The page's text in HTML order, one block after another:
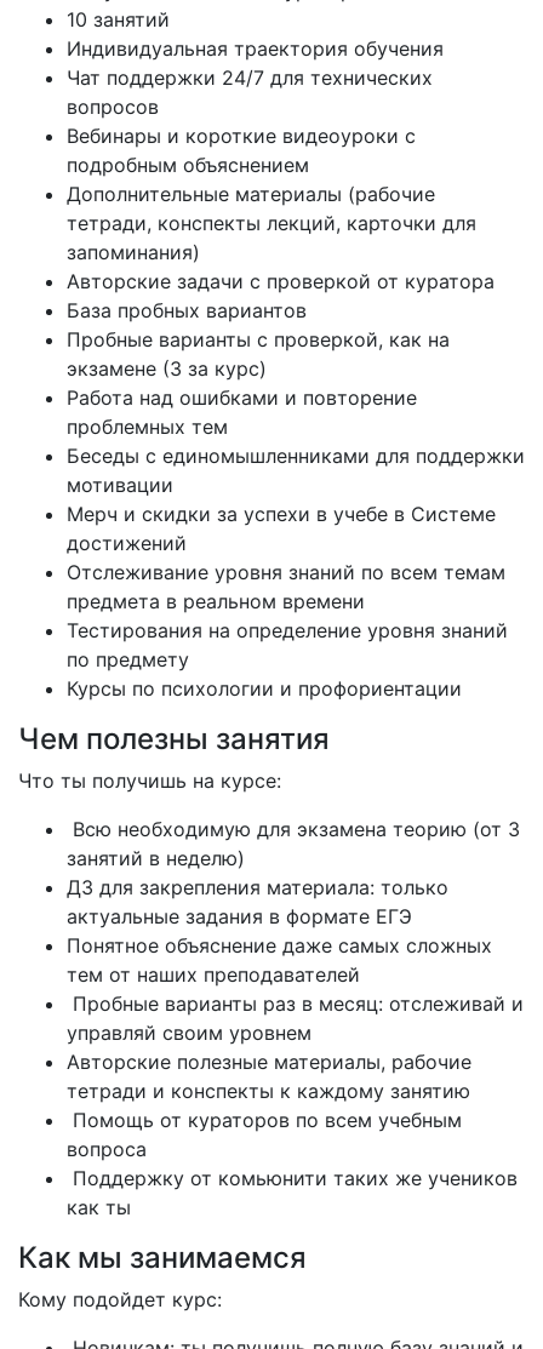
10 занятий
Индивидуальная траектория обучения
Чат поддержки 24/7 для технических
вопросов
Вебинары и короткие видеоуроки с
подробным объяснением
Дополнительные материалы (рабочие
тетради, конспекты лекций, карточки для
запоминания)
Авторские задачи с проверкой от куратора
База пробных вариантов
Пробные варианты с проверкой, как на
экзамене (3 за курс)
Работа над ошибками и повторение
проблемных тем
Беседы с единомышленниками для поддержки
мотивации
Мерч и скидки за успехи в учебе в Системе
достижений
Отслеживание уровня знаний по всем темам
предмета в реальном времени
Тестирования на определение уровня знаний
по предмету
Курсы по психологии и профориентации
Чем полезны занятия
Что ты получишь на курсе:
Всю необходимую для экзамена теорию (от 3
занятий в неделю)
ДЗ для закрепления материала: только
актуальные задания в формате ЕГЭ
Понятное объяснение даже самых сложных
тем от наших преподавателей
Пробные варианты раз в месяц: отслеживай и
управляй своим уровнем
Авторские полезные материалы, рабочие
тетради и конспекты к каждому занятию
Помощь от кураторов по всем учебным
вопроса
Поддержку от комьюнити таких же учеников
как ты
Как мы занимаемся
Кому подойдет курс: